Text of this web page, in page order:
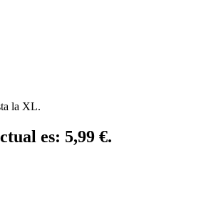
la XL.
es: 5,99 €.